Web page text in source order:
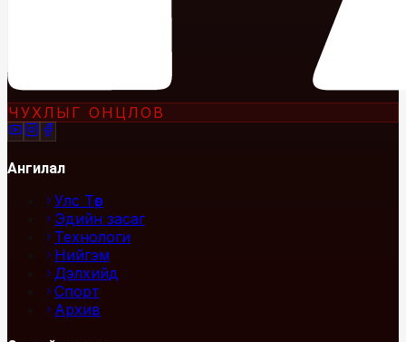
ЧУХЛЫГ ОНЦЛОВ
Ангилал
Улс Төр
Эдийн засаг
Технологи
Нийгэм
Дэлхийд
Спорт
Архив